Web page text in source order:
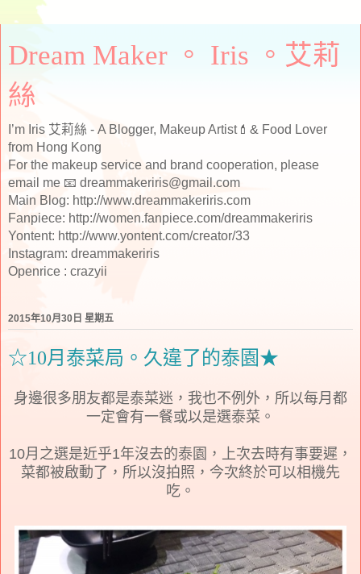
Dream Maker 。 Iris 。艾莉
絲
I’m Iris 艾莉絲 - A Blogger, Makeup Artist💄& Food Lover
from Hong Kong
For the makeup service and brand cooperation, please
email me 📧 dreammakeriris@gmail.com
Main Blog: http://www.dreammakeriris.com
Fanpiece: http://women.fanpiece.com/dreammakeriris
Yontent: http://www.yontent.com/creator/33
Instagram: dreammakeriris
Openrice : crazyii
2015年10月30日 星期五
☆10月泰菜局。久違了的泰園★
身邊很多朋友都是泰菜迷，我也不例外，所以每月都
一定會有一餐或以是選泰菜。
10月之選是近乎1年沒去的泰園，上次去時有事要遲，
菜都被啟動了，所以沒拍照，今次終於可以相機先
吃。